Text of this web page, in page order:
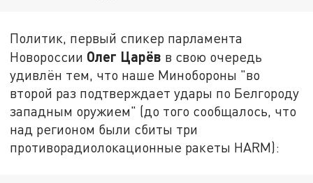
Политик, первый спикер парламента
Новороссии Олег Царёв в свою очередь
удивлён тем, что наше Минобороны "во
второй раз подтверждает удары по Белгороду
западным оружием" (до того сообщалось, что
над регионом были сбиты три
противорадиолокационные ракеты HARM):